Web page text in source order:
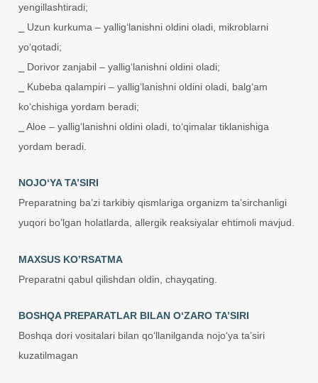
yengillashtiradi;
⎯ Uzun kurkuma – yallig‘lanishni oldini oladi, mikroblarni
yo‘qotadi;
⎯ Dorivor zanjabil – yallig‘lanishni oldini oladi;
⎯ Kubeba qalampiri – yallig‘lanishni oldini oladi, balg‘am
ko‘chishiga yordam beradi;
⎯ Aloe – yallig‘lanishni oldini oladi, to‘qimalar tiklanishiga
yordam beradi.
NOJO‘YA TA’SIRI
Preparatning ba’zi tarkibiy qismlariga organizm ta’sirchanligi
yuqori bo’lgan holatlarda, allergik reaksiyalar ehtimoli mavjud.
MAXSUS KO’RSATMA
Preparatni qabul qilishdan oldin, chayqating.
BOSHQA PREPARATLAR BILAN O‘ZARO TA’SIRI
Boshqa dori vositalari bilan qo‘llanilganda nojo‘ya ta’siri
kuzatilmagan